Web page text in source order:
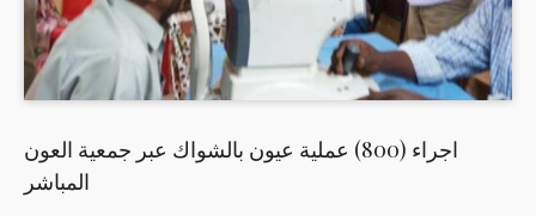
اجراء (800) عملية عيون بالشواك عبر جمعية العون
المباشر